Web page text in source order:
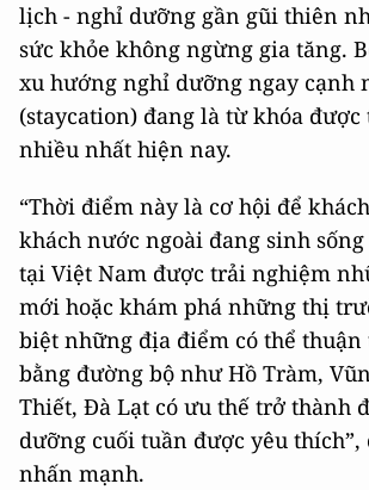
lịch - nghỉ dưỡng gần gũi thiên
sức khỏe không ngừng gia tăng.
xu hướng nghỉ dưỡng ngay cạnh
(staycation) đang là từ khóa
nhiều nhất hiện nay.
“Thời điểm này là cơ hội để
khách nước ngoài đang sinh
tại Việt Nam được trải nghiệm
mới hoặc khám phá những thị
biệt những địa điểm có thể
bằng đường bộ như Hồ Tràm,
Thiết, Đà Lạt có ưu thế trở thành
dưỡng cuối tuần được yêu thích”,
nhấn mạnh.